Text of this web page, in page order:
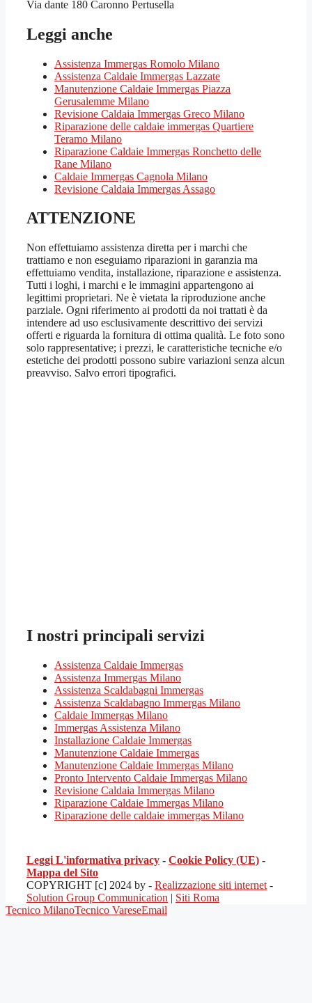
Via dante 180 Caronno Pertusella
Leggi anche
Assistenza Immergas Romolo Milano
Assistenza Caldaie Immergas Lazzate
Manutenzione Caldaie Immergas Piazza
Gerusalemme Milano
Revisione Caldaia Immergas Greco Milano
Riparazione delle caldaie immergas Quartiere
Teramo Milano
Riparazione Caldaie Immergas Ronchetto delle
Rane Milano
Caldaie Immergas Cagnola Milano
Revisione Caldaia Immergas Assago
ATTENZIONE
Non effettuiamo assistenza diretta per i marchi che
trattiamo e non eseguiamo riparazioni in garanzia ma
effettuiamo vendita, installazione, riparazione e assistenza.
Tutti i loghi, i marchi e le immagini appartengono ai
legittimi proprietari. Ne è vietata la riproduzione anche
parziale. Ogni riferimento ai prodotti da noi trattati è da
intendere ad uso esclusivamente descrittivo dei servizi
offerti e riguarda la fornitura di ottima qualità. Le foto sono
solo rappresentative; i prezzi, le caratteristiche tecniche e/o
estetiche dei prodotti possono subire variazioni senza alcun
preavviso. Salvo errori tipografici.
I nostri principali servizi
Assistenza Caldaie Immergas
Assistenza Immergas Milano
Assistenza Scaldabagni Immergas
Assistenza Scaldabagno Immergas Milano
Caldaie Immergas Milano
Immergas Assistenza Milano
Installazione Caldaie Immergas
Manutenzione Caldaie Immergas
Manutenzione Caldaie Immergas Milano
Pronto Intervento Caldaie Immergas Milano
Revisione Caldaia Immergas Milano
Riparazione Caldaie Immergas Milano
Riparazione delle caldaie immergas Milano
Leggi L'informativa privacy - Cookie Policy (UE) -
Mappa del Sito
COPYRIGHT [c] 2024 by - Realizzazione siti internet -
Solution Group Communication | Siti Roma
Tecnico MilanoTecnico VareseEmail